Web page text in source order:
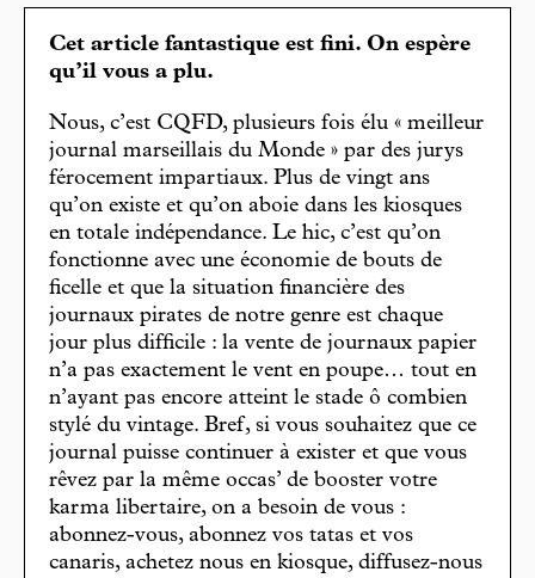
Cet article fantastique est fini. On espère
qu’il vous a plu.
Nous, c’est CQFD, plusieurs fois élu « meilleur
journal marseillais du Monde » par des jurys
férocement impartiaux. Plus de vingt ans
qu’on existe et qu’on aboie dans les kiosques
en totale indépendance. Le hic, c’est qu’on
fonctionne avec une économie de bouts de
ficelle et que la situation financière des
journaux pirates de notre genre est chaque
jour plus difficile : la vente de journaux papier
n’a pas exactement le vent en poupe… tout en
n’ayant pas encore atteint le stade ô combien
stylé du vintage. Bref, si vous souhaitez que ce
journal puisse continuer à exister et que vous
rêvez par la même occas’ de booster votre
karma libertaire, on a besoin de vous :
abonnez-vous, abonnez vos tatas et vos
canaris, achetez nous en kiosque, diffusez-nous